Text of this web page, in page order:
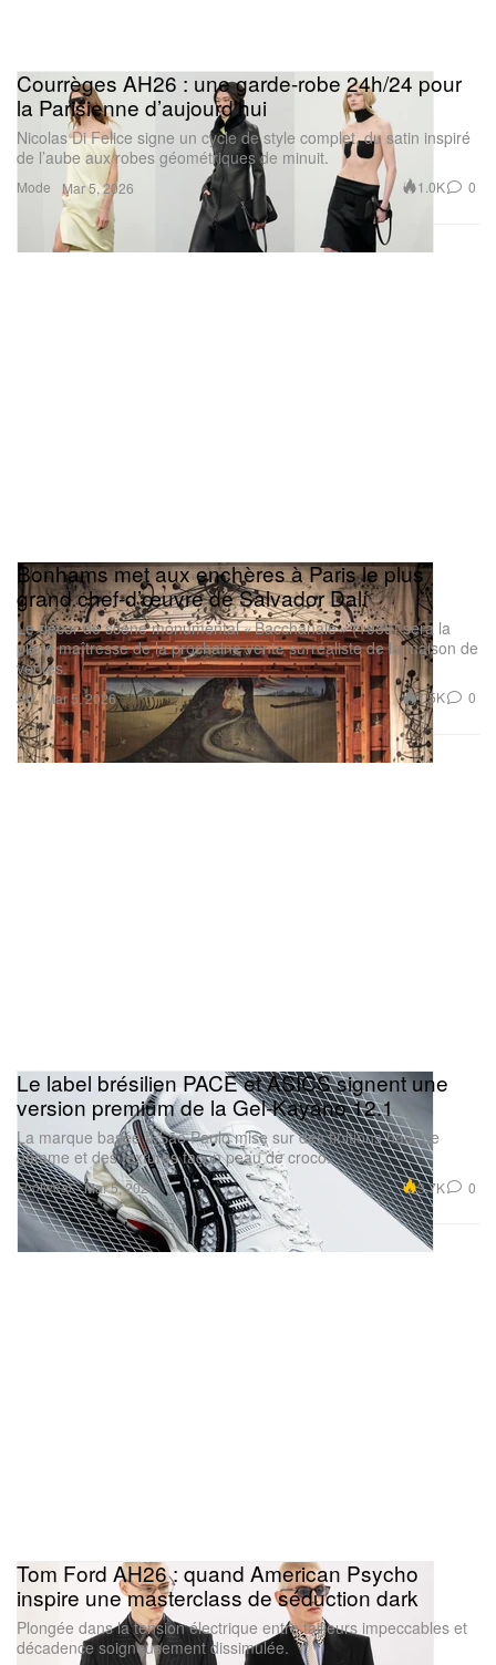
Mode
Courrèges AH26 : une garde-robe 24h/24 pour
la Parisienne d’aujourd’hui
Nicolas Di Felice signe un cycle de style complet, du satin inspiré
de l’aube aux robes géométriques de minuit.
Mar 5, 2026 1.0K 0
Art
Bonhams met aux enchères à Paris le plus
grand chef‑d’œuvre de Salvador Dalí
Le décor de scène monumental « Bacchanale » (1939) sera la
pièce maîtresse de la prochaine vente surréaliste de la maison de
ventes.
Mar 5, 2026 1.5K 0
Footwear
Le label brésilien PACE et ASICS signent une
version premium de la Gel-Kayano 12.1
La marque basée à São Paulo mise sur des finitions haut de
gamme et des textures façon peau de croco.
Mar 5, 2026 3.7K 0
Tom Ford AH26 : quand American Psycho
inspire une masterclass de séduction dark
Plongée dans la tension électrique entre tailleurs impeccables et
décadence soigneusement dissimulée.